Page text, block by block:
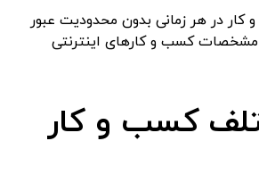
در هر زمانی بدون محدودیت عبور
مشخصات کسب و کارهای اینترنتی
کسب و کار